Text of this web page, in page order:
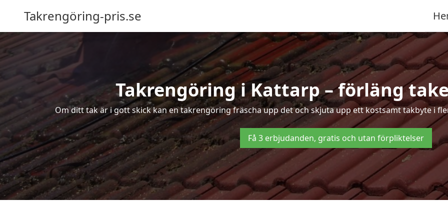
Takrengöring-pris.se
Takrengöring i Kattarp – förläng
Om ditt tak är i gott skick kan en takrengöring fräscha upp det och skjuta upp ett kostsamt takbyte i
Få 3 erbjudanden, gratis och utan förpliktelser